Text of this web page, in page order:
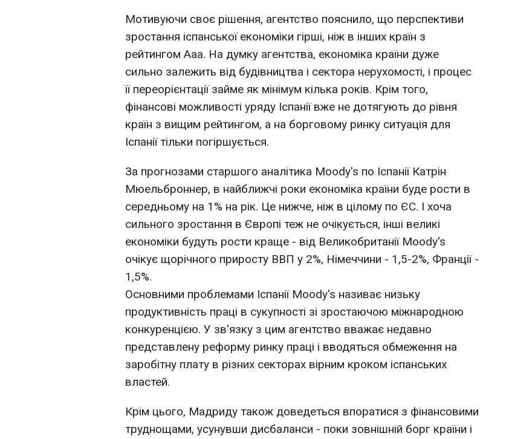
Мотивуючи своє рішення, агентство пояснило, що перспективи
зростання іспанської економіки гірші, ніж в інших країн з
рейтингом Aaa. На думку агентства, економіка країни дуже
сильно залежить від будівництва і сектора нерухомості, і процес
її переорієнтації займе як мінімум кілька років. Крім того,
фінансові можливості уряду Іспанії вже не дотягують до рівня
країн з вищим рейтингом, а на борговому ринку ситуація для
Іспанії тільки погіршується.
За прогнозами старшого аналітика Moody's по Іспанії Катрін
Мюельброннер, в найближчі роки економіка країни буде рости в
середньому на 1% на рік. Це нижче, ніж в цілому по ЄС. І хоча
сильного зростання в Європі теж не очікується, інші великі
економіки будуть рости краще - від Великобританії Moody's
очікує щорічного приросту ВВП у 2%, Німеччини - 1,5-2%, Франції -
1,5%.
Основними проблемами Іспанії Moody's називає низьку
продуктивність праці в сукупності зі зростаючою міжнародною
конкуренцією. У зв'язку з цим агентство вважає недавно
представлену реформу ринку праці і вводяться обмеження на
заробітну плату в різних секторах вірним кроком іспанських
властей.
Крім цього, Мадриду також доведеться впоратися з фінансовими
труднощами, усунувши дисбаланси - поки зовнішній борг країни і